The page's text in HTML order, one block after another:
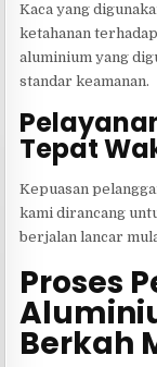
Kaca yang
ketahanan
aluminium yang
standar keamanan.
Tepat
Kepuasan
kami dirancang
berjalan lancar
Proses
Berkah